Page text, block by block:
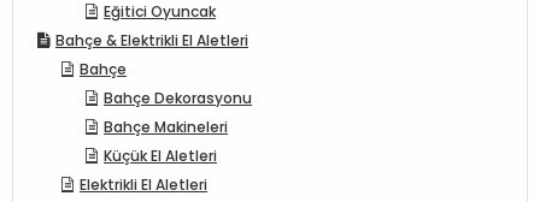
Eğitici Oyuncak
Bahçe & Elektrikli El Aletleri
Bahçe
Bahçe Dekorasyonu
Bahçe Makineleri
Küçük El Aletleri
Elektrikli El Aletleri